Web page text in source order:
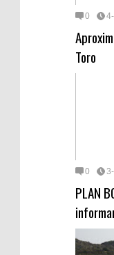
0
Toro
0
PLAN